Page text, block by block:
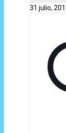
31 julio,